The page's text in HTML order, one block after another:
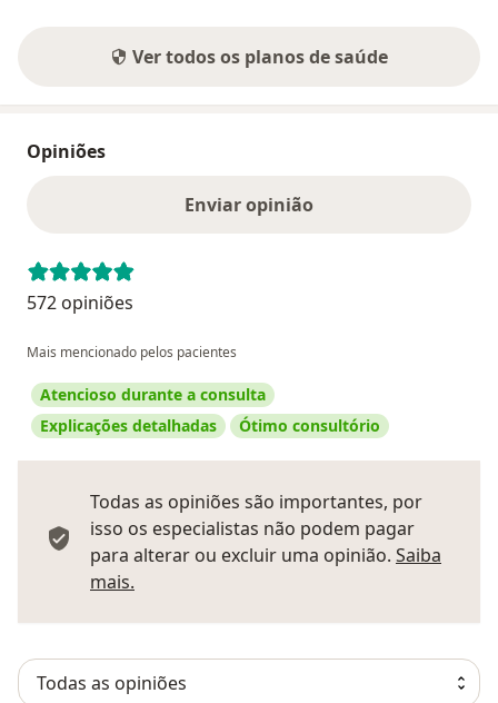
Ver todos os planos de saúde
Opiniões
Enviar opinião
572 opiniões
Mais mencionado pelos pacientes
Atencioso durante a consulta
Explicações detalhadas
Ótimo consultório
Todas as opiniões são importantes, por
isso os especialistas não podem pagar
para alterar ou excluir uma opinião. Saiba
mais.